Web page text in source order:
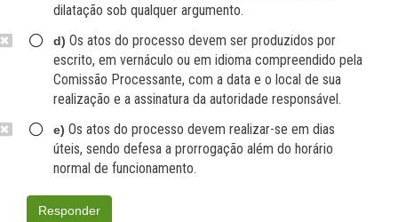
dilatação sob qualquer argumento.
d) Os atos do processo devem ser produzidos por
escrito, em vernáculo ou em idioma compreendido pela
Comissão Processante, com a data e o local de sua
realização e a assinatura da autoridade responsável.
e) Os atos do processo devem realizar-se em dias
úteis, sendo defesa a prorrogação além do horário
normal de funcionamento.
Responder